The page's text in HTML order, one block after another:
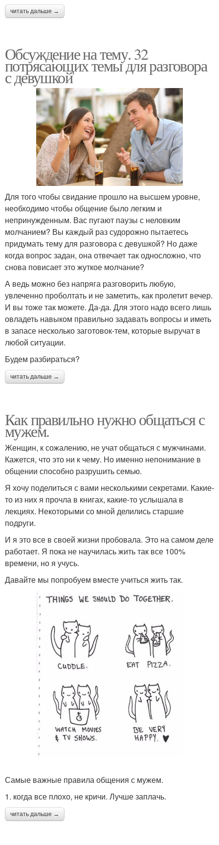
читать дальше →
Обсуждение на тему. 32
потрясающих темы для разговора
с девушкой
Для того чтобы свидание прошло на высшем уровне,
необходимо чтобы общение было легким и
непринужденным. Вас пугают паузы с неловким
молчанием? Вы каждый раз судорожно пытаетесь
придумать тему для разговора с девушкой? Но даже
когда вопрос задан, она отвечает так односложно, что
снова повисает это жуткое молчание?
А ведь можно без напряга разговорить любую,
увлеченно проболтать и не заметить, как пролетит вечер.
И вы тоже так можете. Да-да. Для этого надо всего лишь
овладеть навыком правильно задавать вопросы и иметь
в запасе несколько заготовок-тем, которые выручат в
любой ситуации.
Будем разбираться?
читать дальше →
Как правильно нужно общаться с
мужем.
Женщин, к сожалению, не учат общаться с мужчинами.
Кажется, что это ни к чему. Но именно непонимание в
общении способно разрушить семью.
Я хочу поделиться с вами несколькими секретами. Какие-
то из них я прочла в книгах, какие-то услышала в
лекциях. Некоторыми со мной делились старшие
подруги.
И я это все в своей жизни пробовала. Это на самом деле
работает. Я пока не научилась жить так все 100%
времени, но я учусь.
Давайте мы попробуем вместе учиться жить так.
Самые важные правила общения с мужем.
1. когда все плохо, не кричи. Лучше заплачь.
читать дальше →